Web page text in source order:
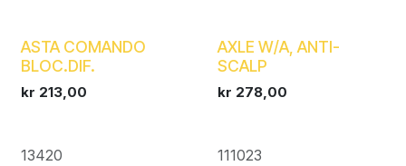
ASTA COMANDO
BLOC.DIF.
kr 213,00
13420
AXLE W/A, ANTI-
SCALP
kr 278,00
111023